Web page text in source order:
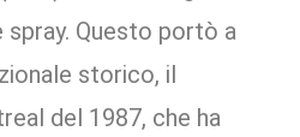
Questo portò a
storico, il
del 1987, che ha